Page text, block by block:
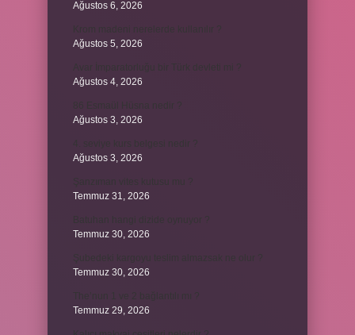
Ağustos 6, 2026
Ağustos 5, 2026
Ağustos 4, 2026
Ağustos 3, 2026
Ağustos 3, 2026
Temmuz 31, 2026
Temmuz 30, 2026
Temmuz 30, 2026
Temmuz 29, 2026